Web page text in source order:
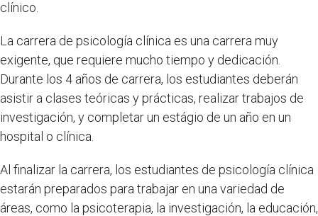
clínico.
La carrera de psicología clínica es una carrera muy
exigente, que requiere mucho tiempo y dedicación.
Durante los 4 años de carrera, los estudiantes deberán
asistir a clases teóricas y prácticas, realizar trabajos de
investigación, y completar un estágio de un año en un
hospital o clínica.
Al finalizar la carrera, los estudiantes de psicología clínica
estarán preparados para trabajar en una variedad de
áreas, como la psicoterapia, la investigación, la educación,